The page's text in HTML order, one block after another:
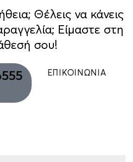
Θέλεις να κάνεις
Είμαστε στη
σου!
ΕΠΙΚΟΙΝΩΝΙΑ